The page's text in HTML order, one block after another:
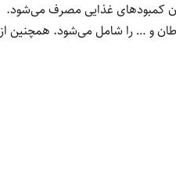
کمبودهای غذایی مصرف می‌شود.
و … را شامل می‌شود. همچنین از